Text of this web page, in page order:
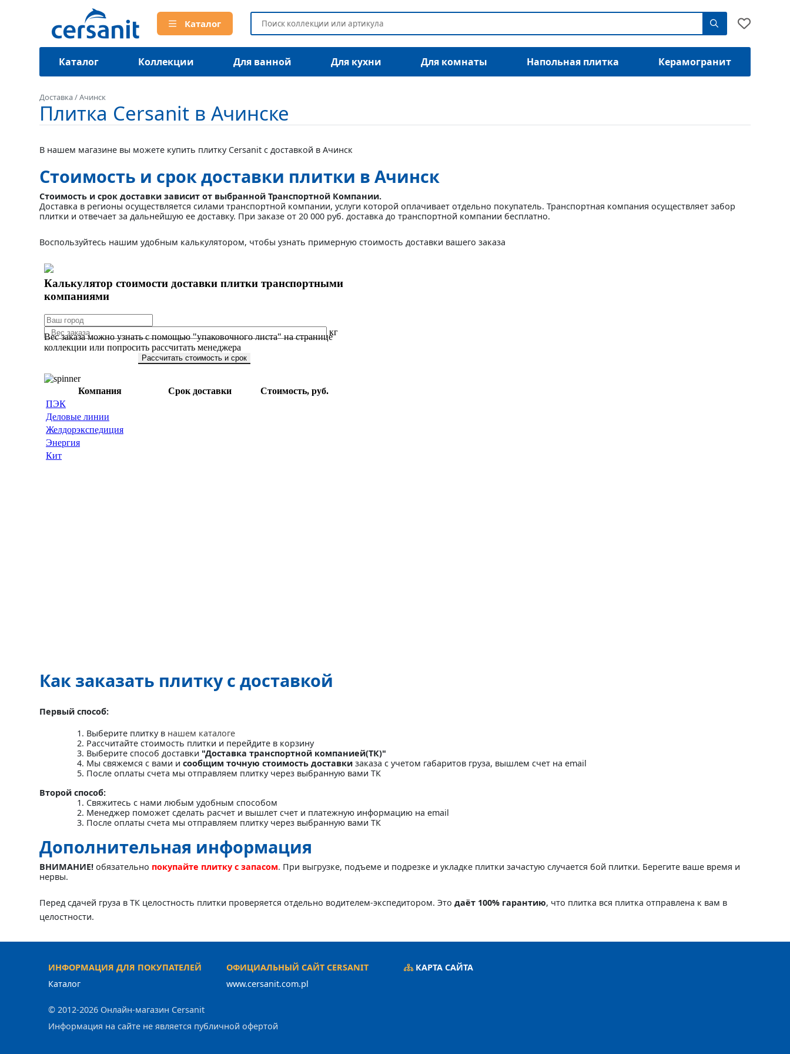
Каталог
Каталог Коллекции Для ванной Для кухни Для комнаты Напольная плитка Керамогранит
Доставка/Ачинск
Плитка Cersanit в Ачинске
В нашем магазине вы можете купить плитку Cersanit с доставкой в Ачинск
Стоимость и срок доставки плитки в Ачинск
Стоимость и срок доставки зависит от выбранной Транспортной Компании.
Доставка в регионы осуществляется силами транспортной компании, услуги которой оплачивает отдельно покупатель. Транспортная компания осуществляет забор
плитки и отвечает за дальнейшую ее доставку. При заказе от 20 000 руб. доставка до транспортной компании бесплатно.
Воспользуйтесь нашим удобным калькулятором, чтобы узнать примерную стоимость доставки вашего заказа
Как заказать плитку с доставкой
Первый способ:
Выберите плитку в нашем каталоге
Рассчитайте стоимость плитки и перейдите в корзину
Выберите способ доставки "Доставка транспортной компанией(ТК)"
Мы свяжемся с вами и сообщим точную стоимость доставки заказа с учетом габаритов груза, вышлем счет на email
После оплаты счета мы отправляем плитку через выбранную вами ТК
Второй способ:
Свяжитесь с нами любым удобным способом
Менеджер поможет сделать расчет и вышлет счет и платежную информацию на email
После оплаты счета мы отправляем плитку через выбранную вами ТК
Дополнительная информация
ВНИМАНИЕ! обязательно покупайте плитку с запасом. При выгрузке, подъеме и подрезке и укладке плитки зачастую случается бой плитки. Берегите ваше время и
нервы.
Перед сдачей груза в ТК целостность плитки проверяется отдельно водителем-экспедитором. Это даёт 100% гарантию, что плитка вся плитка отправлена к вам в
целостности.
ИНФОРМАЦИЯ ДЛЯ ПОКУПАТЕЛЕЙ
Каталог
ОФИЦИАЛЬНЫЙ САЙТ CERSANIT
www.cersanit.com.pl
КАРТА САЙТА
© 2012-2026 Онлайн-магазин Cersanit
Информация на сайте не является публичной офертой